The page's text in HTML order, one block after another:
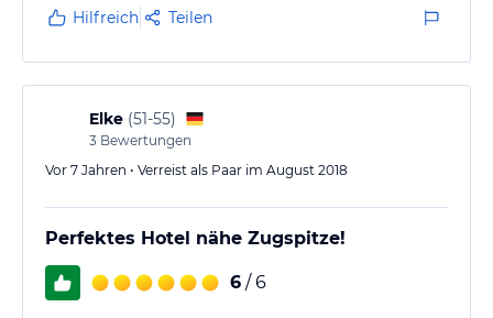
Hilfreich Teilen
Elke (51-55)
3 Bewertungen
Vor 7 Jahren • Verreist als Paar im August 2018
Perfektes Hotel nähe Zugspitze!
6 / 6